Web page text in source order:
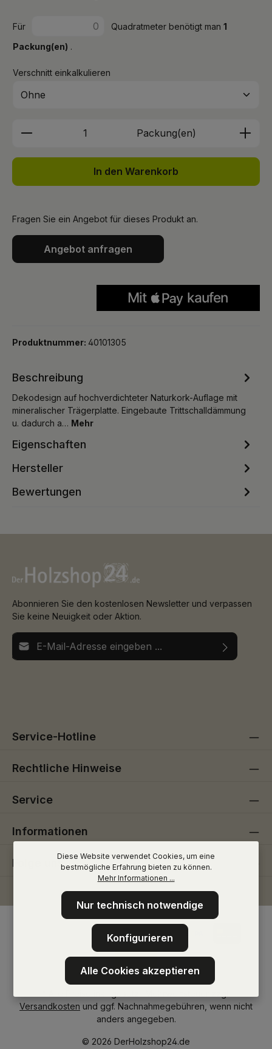
Für Quadratmeter benötigt man 1
Packung(en) .
Verschnitt einkalkulieren
Produkt Anzahl: Gib den
Packung(en)
In den Warenkorb
Fragen Sie ein Angebot für dieses Produkt an.
Angebot anfragen
Produktnummer: 40101305
Beschreibung
Dekodesign auf hochverdichteter Naturkork-Auflage mit
mineralischer Trägerplatte. Eingebaute Trittschalldämmung
u. dadurch a… Mehr
Eigenschaften
Hersteller
Bewertungen
Abonnieren Sie den kostenlosen Newsletter und verpassen
Sie keine Neuigkeit oder Aktion.
E-Mail-Adresse*
Service-Hotline
Rechtliche Hinweise
Service
Informationen
Folge uns
© 2026 DerHolzshop24.de
Versandkosten und ggf. Nachnahmegebühren, wenn nicht
anders angegeben.
Diese Website verwendet Cookies, um eine
bestmögliche Erfahrung bieten zu können.
Mehr Informationen ...
Nur technisch notwendige
Konfigurieren
Alle Cookies akzeptieren